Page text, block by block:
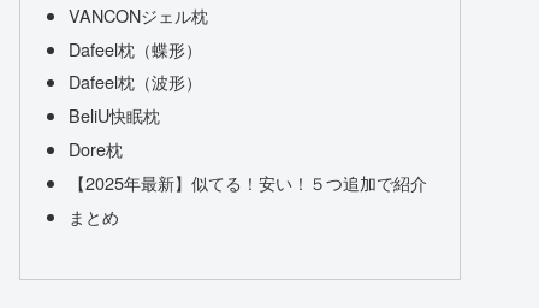
VANCONジェル枕
Dafeel枕（蝶形）
Dafeel枕（波形）
BeliU快眠枕
Dore枕
【2025年最新】似てる！安い！５つ追加で紹介
まとめ